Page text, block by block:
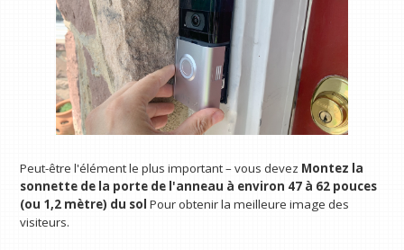
Peut-être l'élément le plus important – vous devez Montez la
sonnette de la porte de l'anneau à environ 47 à 62 pouces
(ou 1,2 mètre) du sol Pour obtenir la meilleure image des
visiteurs.